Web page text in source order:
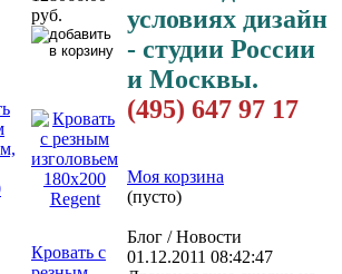
руб.
Кровать с
условиях дизайн
- студии России
и Москвы.
(495) 647 97 17
Моя корзина
(пусто)
Блог / Новости
01.12.2011 08:42:47